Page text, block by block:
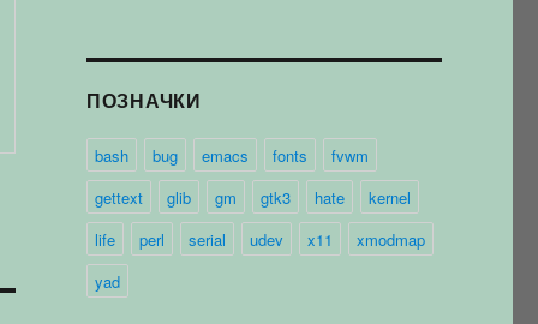
ПОЗНАЧКИ
bash bug emacs fonts
fvwm
gettext
glib gm gtk3 hate
kernel
life
perl serial udev x11
xmodmap
yad